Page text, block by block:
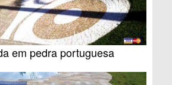
em pedra portuguesa